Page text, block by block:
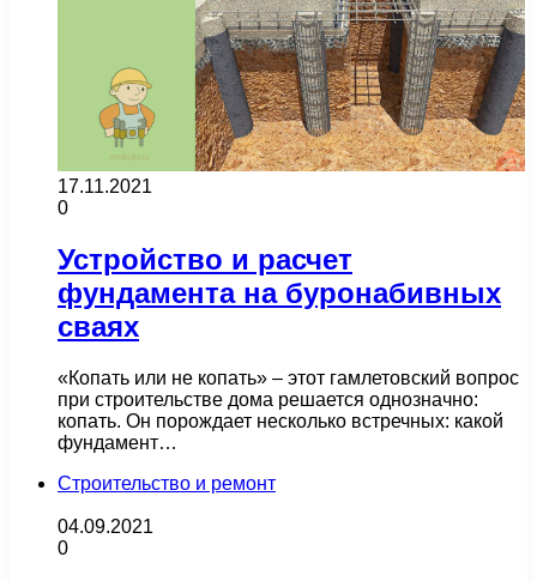
17.11.2021
0
Устройство и расчет
фундамента на буронабивных
сваях
«Копать или не копать» – этот гамлетовский вопрос
при строительстве дома решается однозначно:
копать. Он порождает несколько встречных: какой
фундамент…
Строительство и ремонт
04.09.2021
0